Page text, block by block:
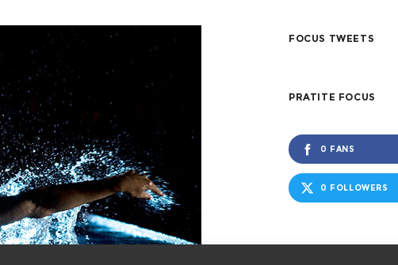
FOCUS TWEETS
PRATITE FOCUS
0 FANS
0 FOLLOWERS